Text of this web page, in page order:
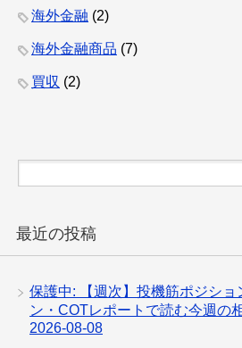
海外金融 (2)
海外金融商品 (7)
買収 (2)
最近の投稿
保護中: 【週次】投機筋ポジショ
ン・COTレポートで読む今週の
2026-08-08